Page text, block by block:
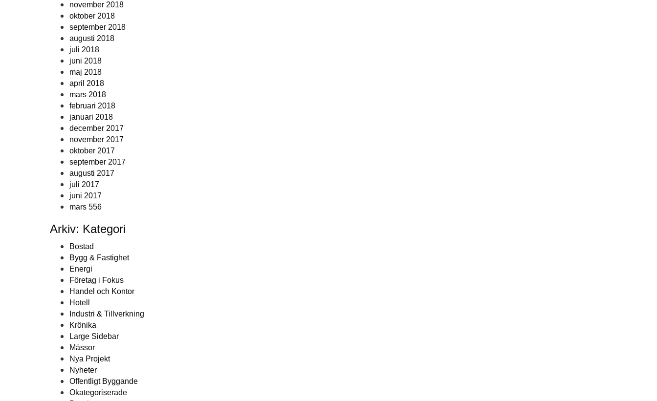
november 2018
oktober 2018
september 2018
augusti 2018
juli 2018
juni 2018
maj 2018
april 2018
mars 2018
februari 2018
januari 2018
december 2017
november 2017
oktober 2017
september 2017
augusti 2017
juli 2017
juni 2017
mars 556
Arkiv: Kategori
Bostad
Bygg & Fastighet
Energi
Företag i Fokus
Handel och Kontor
Hotell
Industri & Tillverkning
Krönika
Large Sidebar
Mässor
Nya Projekt
Nyheter
Offentligt Byggande
Okategoriserade